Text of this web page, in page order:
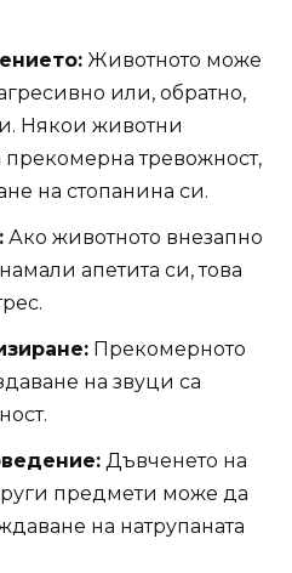
Животното може
или, обратно,
Някои животни
тревожност,
на стопанина си.
Ако животното внезапно
апетита си, това
Прекомерното
на звуци са
Дъвченето на
предмети може да
на натрупаната